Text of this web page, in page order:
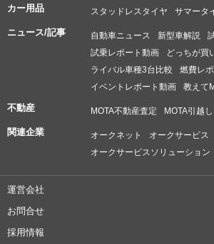
カー用品 スタッドレスタイヤ サマータ
ニュース/記事 自動車ニュース 新型車解説
試乗レポート動画
どっちが買
ライバル車種3台比較
燃費レ
イベントレポート動画
教えて
不動産 MOTA不動産査定 MOTA引越
関連企業 オークネット
オークサービス
オークサービスソリューション
運営会社
お問合せ
採用情報